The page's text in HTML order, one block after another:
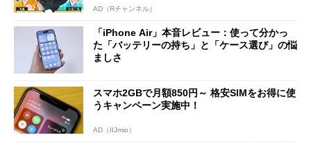
AD（Rチャンネル）
「iPhone Air」本音レビュー：使って分かっ
た「バッテリーの持ち」と「ケース選び」の悩
ましさ
スマホ2GBで月額850円～ 格安SIMをお得に使
うキャンペーン実施中！
AD（IIJmio）